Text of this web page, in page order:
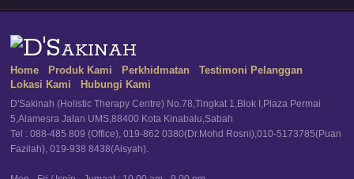
Home Produk Kami Perkhidmatan
Testimoni Pelanggan
Lokasi Kami
Hubungi Kami
D'Sakinah (Holistic Therapy Centre) No.78,Tingkat 1,Blok I,Plaza Permai
5,Alamesra Jalan UMS,88400 Kota Kinabalu,Sabah
Tel : 088-485 809 (Office), 019-862 0380(Dr.Mohd Rosni),010-5173785(Puan
Fazilah), 019-938 8438(Aisyah).